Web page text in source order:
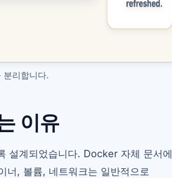
분리합니다.
이유
설계되었습니다. Docker 자체 문서에
너, 볼륨, 네트워크는 일반적으로